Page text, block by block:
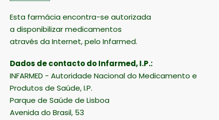
Esta farmácia encontra-se autorizada
a disponibilizar medicamentos
através da Internet, pelo Infarmed.
Dados de contacto do Infarmed, I.P.:
INFARMED - Autoridade Nacional do Medicamento e
Produtos de Saúde, I.P.
Parque de Saúde de Lisboa
Avenida do Brasil, 53